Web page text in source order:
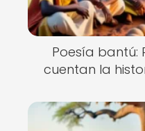
Poesía bantú:
cuentan la